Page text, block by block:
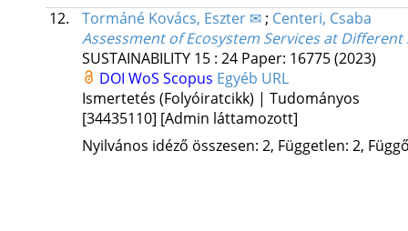
12.
Tormáné Kovács, Eszter ✉; Centeri, Csaba
Assessment of Ecosystem Services at Different
SUSTAINABILITY 15: 24 Paper: 16775(2023)
DOI WoS Scopus Egyéb URL
Ismertetés (Folyóiratcikk) | Tudományos
[34435110] [Admin láttamozott]
Nyilvános idéző összesen: 2, Független: 2,